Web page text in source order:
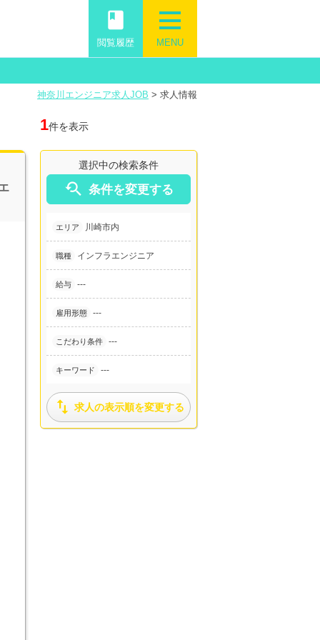
MENU
book
閲覧履歴
神奈川エンジニア求人JOB > 求人情報
1件を表示
選択中の検索条件
 条件を変更する
エリア 川崎市内
職種 インフラエンジニア
給与 ---
雇用形態 ---
こだわり条件 ---
キーワード ---
 求人の表示順を変更する